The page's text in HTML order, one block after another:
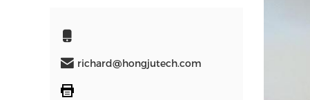
richard@hongjutech.com